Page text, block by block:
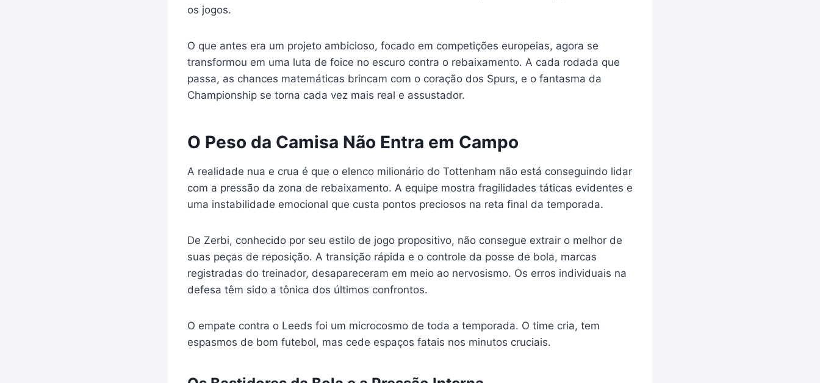
os jogos.
O que antes era um projeto ambicioso, focado em competições europeias, agora se
transformou em uma luta de foice no escuro contra o rebaixamento. A cada rodada que
passa, as chances matemáticas brincam com o coração dos Spurs, e o fantasma da
Championship se torna cada vez mais real e assustador.
O Peso da Camisa Não Entra em Campo
A realidade nua e crua é que o elenco milionário do Tottenham não está conseguindo lidar
com a pressão da zona de rebaixamento. A equipe mostra fragilidades táticas evidentes e
uma instabilidade emocional que custa pontos preciosos na reta final da temporada.
De Zerbi, conhecido por seu estilo de jogo propositivo, não consegue extrair o melhor de
suas peças de reposição. A transição rápida e o controle da posse de bola, marcas
registradas do treinador, desapareceram em meio ao nervosismo. Os erros individuais na
defesa têm sido a tônica dos últimos confrontos.
O empate contra o Leeds foi um microcosmo de toda a temporada. O time cria, tem
espasmos de bom futebol, mas cede espaços fatais nos minutos cruciais.